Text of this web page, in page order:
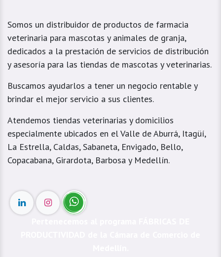
Somos un distribuidor de productos de farmacia
veterinaria para mascotas y animales de granja,
dedicados a la prestación de servicios de distribución
y asesoría para las tiendas de mascotas y veterinarias.
Buscamos ayudarlos a tener un negocio rentable y
brindar el mejor servicio a sus clientes.
Atendemos tiendas veterinarias y domicilios
especialmente ubicados en el Valle de Aburrá, Itagüí,
La Estrella, Caldas, Sabaneta, Envigado, Bello,
Copacabana, Girardota, Barbosa y Medellín.